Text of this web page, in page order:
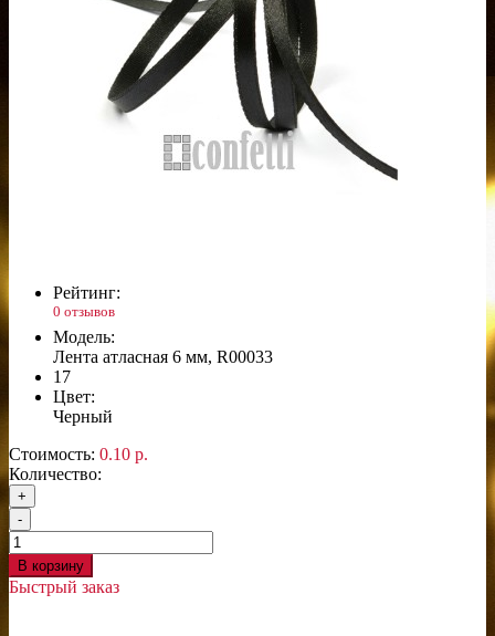
Рейтинг:
0 отзывов
Модель:
Лента атласная 6 мм, R00033
17
Цвет:
Черный
Стоимость: 0.10 р.
Количество:
+
-
В корзину
Быстрый заказ